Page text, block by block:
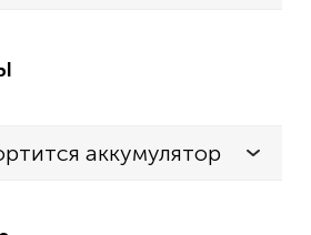
аккумулятор